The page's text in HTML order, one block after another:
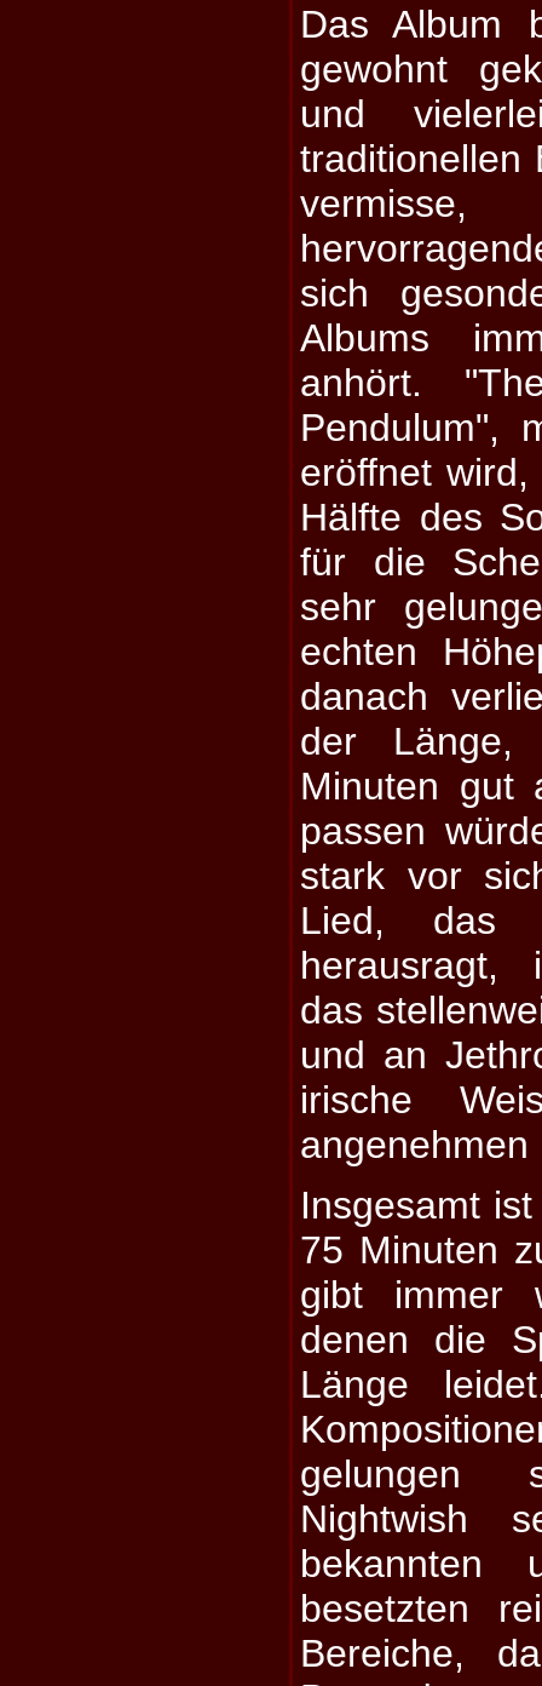
Das Album
gewohnt
und
traditionellen
sich
Albums
anhört.
Pendulum",
eröffnet
Hälfte des
für die
sehr
echten
danach
der
Minuten gut
passen
stark vor
Lied, das
herausragt,
das
und an
irische
angenehmen
Insgesamt
75 Minuten
gibt immer
denen die
Länge
gelungen
Nightwish
bekannten
besetzten
Bereiche,